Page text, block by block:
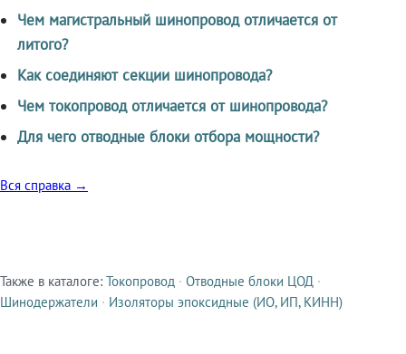
Чем магистральный шинопровод отличается от
литого?
Как соединяют секции шинопровода?
Чем токопровод отличается от шинопровода?
Для чего отводные блоки отбора мощности?
Вся справка →
Смежные продукты
Также в каталоге: Токопровод · Отводные блоки ЦОД ·
Шинодержатели · Изоляторы эпоксидные (ИО, ИП, КИНН)